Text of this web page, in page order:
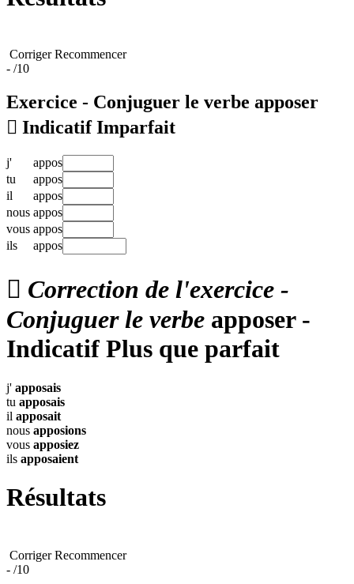
CorrigerRecommencer
- /10
Exercice - Conjuguer le verbe apposer
 Indicatif Imparfait
j'
appos
tu
appos
il
appos
nous appos
vous appos
ils
appos
 Correction de l'exercice -
Conjuguer le verbe apposer -
Indicatif Plus que parfait
j' apposais
tu apposais
il apposait
nous apposions
vous apposiez
ils apposaient
Résultats
CorrigerRecommencer
- /10